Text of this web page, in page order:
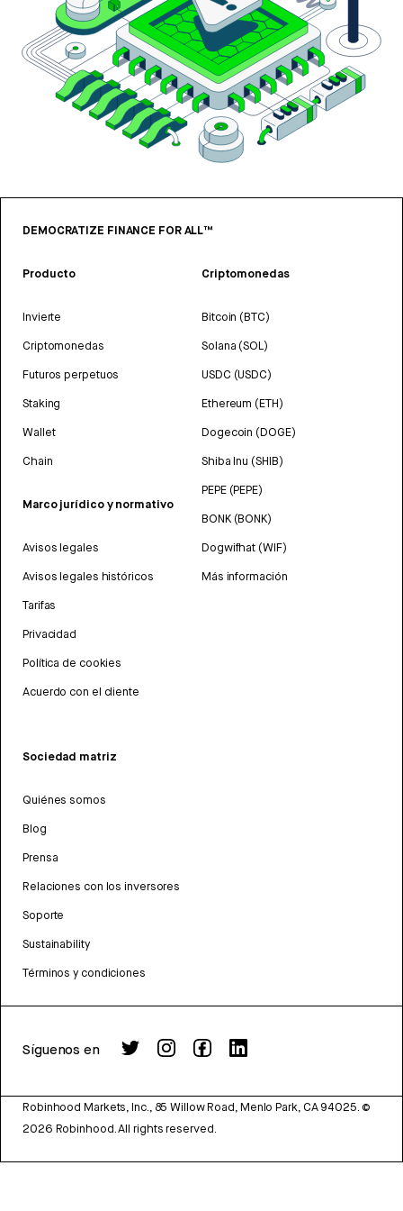
DEMOCRATIZE FINANCE FOR ALL™
Producto
Invierte
Criptomonedas
Futuros perpetuos
Staking
Wallet
Chain
Marco jurídico y normativo
Avisos legales
Avisos legales históricos
Tarifas
Privacidad
Política de cookies
Acuerdo con el cliente
Criptomonedas
Bitcoin (BTC)
Solana (SOL)
USDC (USDC)
Ethereum (ETH)
Dogecoin (DOGE)
Shiba Inu (SHIB)
PEPE (PEPE)
BONK (BONK)
Dogwifhat (WIF)
Más información
Sociedad matriz
Quiénes somos
Blog
Prensa
Relaciones con los inversores
Soporte
Sustainability
Términos y condiciones
Síguenos en
Robinhood Markets, Inc., 85 Willow Road, Menlo Park, CA 94025. ©
2026 Robinhood. All rights reserved.